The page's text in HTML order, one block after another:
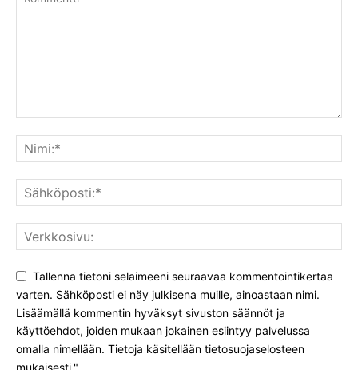
Tallenna tietoni selaimeeni seuraavaa kommentointikertaa
varten. Sähköposti ei näy julkisena muille, ainoastaan nimi.
Lisäämällä kommentin hyväksyt sivuston säännöt ja
käyttöehdot, joiden mukaan jokainen esiintyy palvelussa
omalla nimellään. Tietoja käsitellään tietosuojaselosteen
mukaisesti."